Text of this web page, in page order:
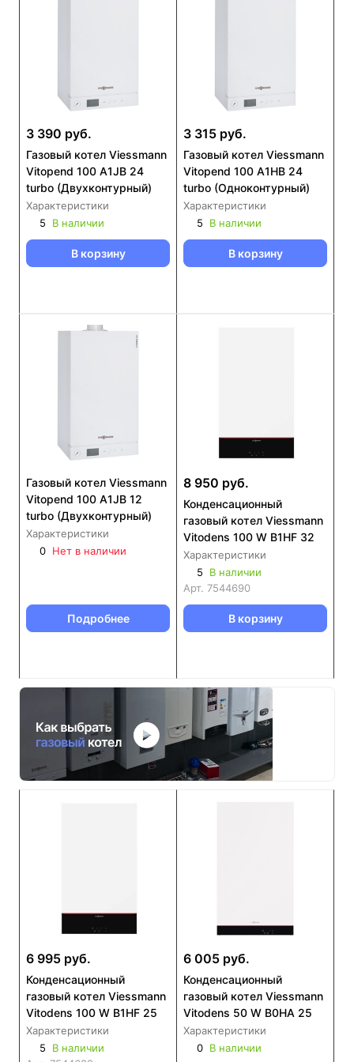
3 390 руб.
Газовый котел Viessmann
Vitopend 100 A1JB 24
turbo (Двухконтурный)
Характеристики
5
В наличии
В корзину
3 315 руб.
Газовый котел Viessmann
Vitopend 100 A1HB 24
turbo (Одноконтурный)
Характеристики
5
В наличии
В корзину
Газовый котел Viessmann
Vitopend 100 A1JB 12
turbo (Двухконтурный)
Характеристики
0 Нет в наличии
Подробнее
8 950 руб.
Конденсационный
газовый котел Viessmann
Vitodens 100 W B1HF 32
Характеристики
5
В наличии
Арт. 7544690
В корзину
6 995 руб.
Конденсационный
газовый котел Viessmann
Vitodens 100 W B1HF 25
Характеристики
5
В наличии
6 005 руб.
Конденсационный
газовый котел Viessmann
Vitodens 50 W B0HA 25
Характеристики
0 В наличии